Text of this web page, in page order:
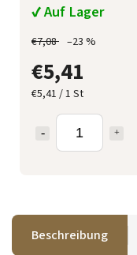
€7,08 –23 %
€5,41
€5,41 / 1 St
✔ Auf Lager
Beschreibung